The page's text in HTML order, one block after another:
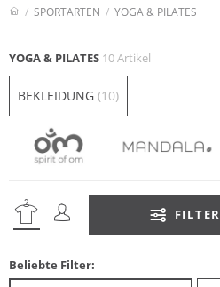
SPORTARTEN YOGA & PILATES
YOGA & PILATES 10 Artikel
BEKLEIDUNG (10)
Beliebte Filter: